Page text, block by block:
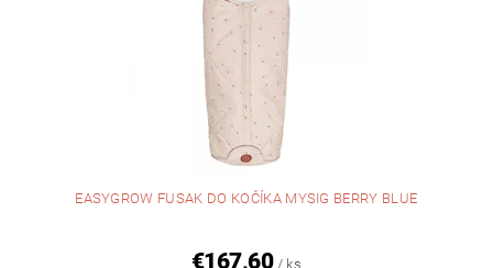
EASYGROW FUSAK DO KOČÍKA MYSIG BERRY BLUE
€167,60 / ks